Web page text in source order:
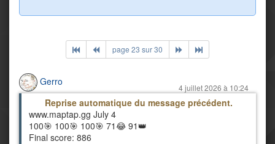
page 23 sur 30
Gerro
4 juillet 2026 à 10:24
Reprise automatique du message précédent.
www.maptap.gg July 4
100🎯 100🎯 100🎯 71😂 91👑
Final score: 886